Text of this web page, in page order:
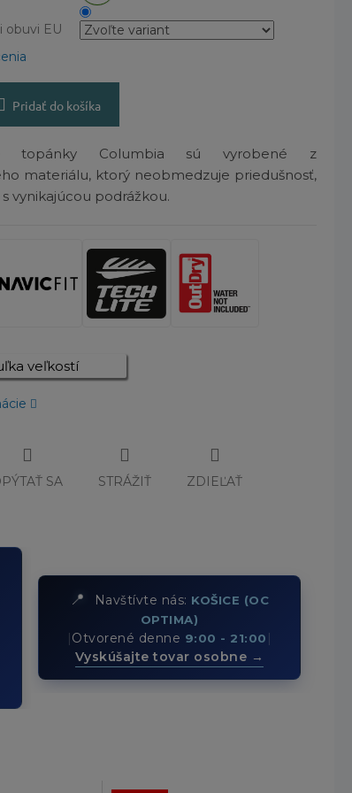
obuvi EU
Pridať do košíka
topánky Columbia sú vyrobené z
materiálu, ktorý neobmedzuje priedušnosť,
vynikajúcou podrážkou.
veľkostí
SA STRÁŽIŤ ZDIEĽAŤ
📍 Navštívte nás: KOŠICE (OC
OPTIMA)
Otvorené denne 9:00 - 21:00
Vyskúšajte tovar osobne →